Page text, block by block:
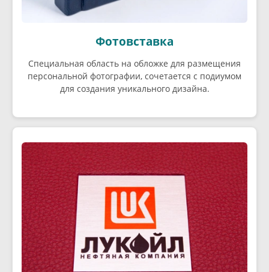
Фотовставка
Специальная область на обложке для размещения
персональной фотографии, сочетается с подиумом
для создания уникального дизайна.